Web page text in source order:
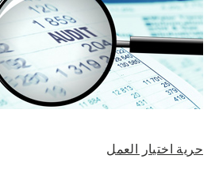
حرية اختيار العمل